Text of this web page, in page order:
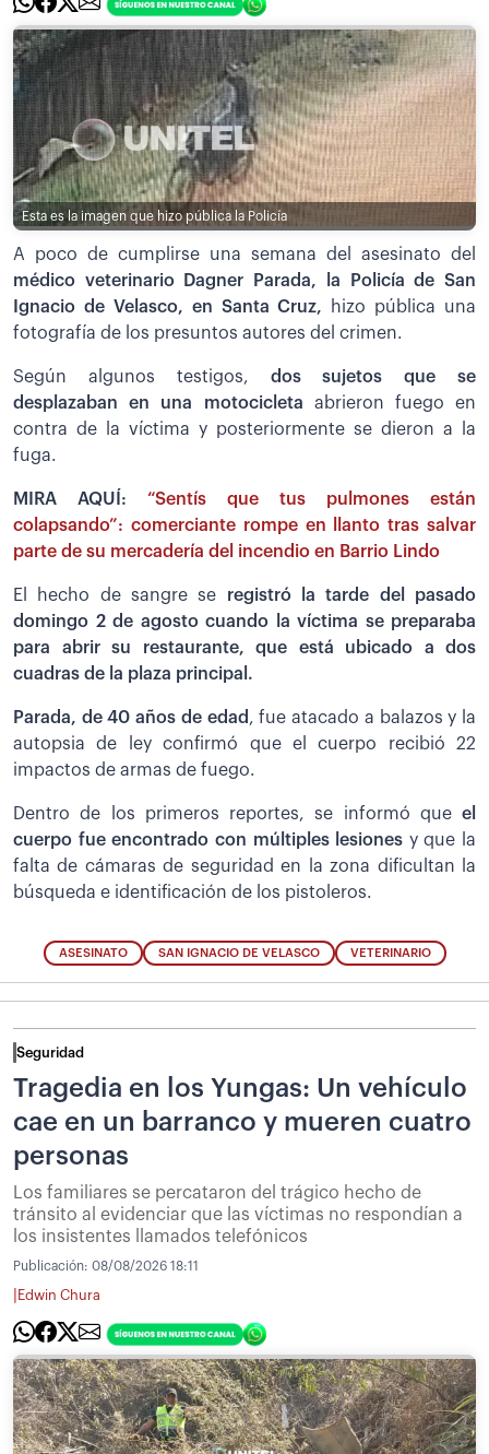
Esta es la imagen que hizo pública la Policía
A poco de cumplirse una semana del asesinato del
médico veterinario Dagner Parada, la Policía de San
Ignacio de Velasco, en Santa Cruz, hizo pública una
fotografía de los presuntos autores del crimen.
Según algunos testigos, dos sujetos que se
desplazaban en una motocicleta abrieron fuego en
contra de la víctima y posteriormente se dieron a la
fuga.
MIRA AQUÍ: “Sentís que tus pulmones están
colapsando”: comerciante rompe en llanto tras salvar
parte de su mercadería del incendio en Barrio Lindo
El hecho de sangre se registró la tarde del pasado
domingo 2 de agosto cuando la víctima se preparaba
para abrir su restaurante, que está ubicado a dos
cuadras de la plaza principal.
Parada, de 40 años de edad , fue atacado a balazos y la
autopsia de ley confirmó que el cuerpo recibió 22
impactos de armas de fuego.
Dentro de los primeros reportes, se informó que el
cuerpo fue encontrado con múltiples lesiones y que la
falta de cámaras de seguridad en la zona dificultan la
búsqueda e identificación de los pistoleros.
ASESINATO SAN IGNACIO DE VELASCO VETERINARIO
Seguridad
Tragedia en los Yungas: Un vehículo
cae en un barranco y mueren cuatro
personas
Los familiares se percataron del trágico hecho de
tránsito al evidenciar que las víctimas no respondían a
los insistentes llamados telefónicos
Publicación: 08/08/2026 18:11
Edwin Chura